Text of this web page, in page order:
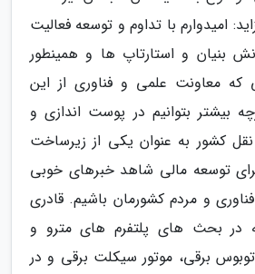
امیدوارم با تداوم و توسعه فعالیت
بنیان و استارتاپ ها و همینطور
معاونت علمی و فناوری از این
بیشتر بتوانیم در پوست اندازی و
کشور به عنوان یکی از زیرساخت
توسعه مالی شاهد خبرهای خوبی
و مردم کشورمان باشیم. قادری
در بحث های پلتفرم های مترو و
برقی، موتور سیکلت برقی و در